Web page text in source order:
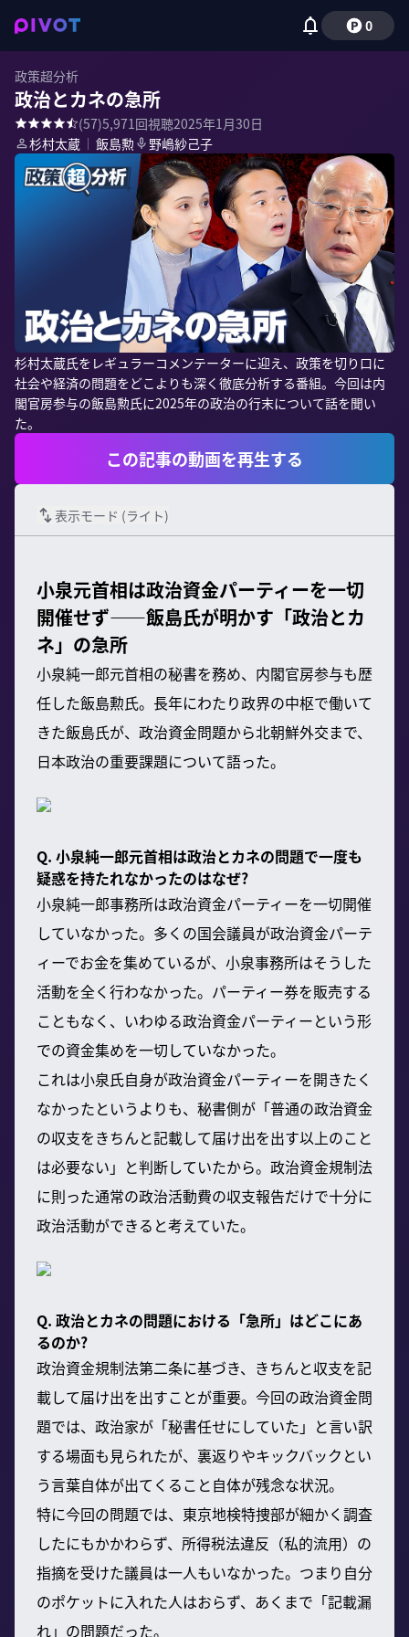
0
政策超分析
政治とカネの急所
(57)5,971回視聴2025年1月30日
杉村太蔵 ｜ 飯島勲 野嶋紗己子
杉村太蔵氏をレギュラーコメンテーターに迎え、政策を切り口に
社会や経済の問題をどこよりも深く徹底分析する番組。今回は内
閣官房参与の飯島勲氏に2025年の政治の行末について話を聞い
た。
この記事の動画を再生する
表示モード (ライト)
小泉元首相は政治資金パーティーを一切
開催せず——飯島氏が明かす「政治とカ
ネ」の急所
小泉純一郎元首相の秘書を務め、内閣官房参与も歴
任した飯島勲氏。長年にわたり政界の中枢で働いて
きた飯島氏が、政治資金問題から北朝鮮外交まで、
日本政治の重要課題について語った。
Q. 小泉純一郎元首相は政治とカネの問題で一度も
疑惑を持たれなかったのはなぜ?
小泉純一郎事務所は政治資金パーティーを一切開催
していなかった。多くの国会議員が政治資金パーテ
ィーでお金を集めているが、小泉事務所はそうした
活動を全く行わなかった。パーティー券を販売する
こともなく、いわゆる政治資金パーティーという形
での資金集めを一切していなかった。
これは小泉氏自身が政治資金パーティーを開きたく
なかったというよりも、秘書側が「普通の政治資金
の収支をきちんと記載して届け出を出す以上のこと
は必要ない」と判断していたから。政治資金規制法
に則った通常の政治活動費の収支報告だけで十分に
政治活動ができると考えていた。
Q. 政治とカネの問題における「急所」はどこにあ
るのか?
政治資金規制法第二条に基づき、きちんと収支を記
載して届け出を出すことが重要。今回の政治資金問
題では、政治家が「秘書任せにしていた」と言い訳
する場面も見られたが、裏返りやキックバックとい
う言葉自体が出てくること自体が残念な状況。
特に今回の問題では、東京地検特捜部が細かく調査
したにもかかわらず、所得税法違反（私的流用）の
指摘を受けた議員は一人もいなかった。つまり自分
のポケットに入れた人はおらず、あくまで「記載漏
れ」の問題だった。